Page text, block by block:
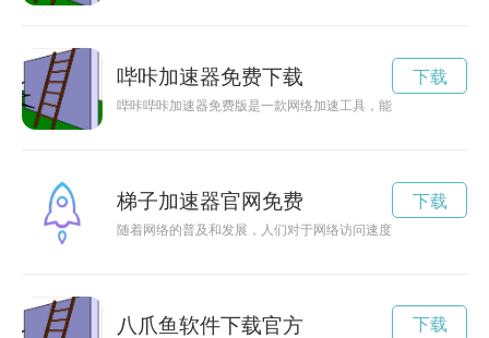
哔咔加速器免费下载
哔咔哔咔加速器免费版是一款网络加速工具，能够帮助用户在
下载
梯子加速器官网免费
随着网络的普及和发展，人们对于网络访问速度和安全性的要
下载
八爪鱼软件下载官方 下载